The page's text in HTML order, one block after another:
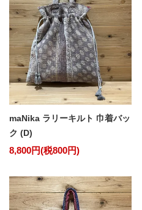
maNika ラリーキルト 巾着バッ
ク (D)
8,800円(税800円)